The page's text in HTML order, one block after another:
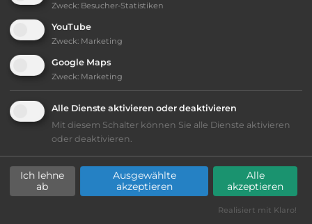
Telefon:
Lage: schön
Geräuschkulisse: überwiegend ruhig
Zweck: Besucher-Statistiken
YouTube
Zweck: Marketing
Google Maps
Zweck: Marketing
Alle Dienste aktivieren oder deaktivieren
Mit diesem Schalter können Sie alle Dienste aktivieren
oder deaktivieren.
Ich lehne
ab
Ausgewählte
akzeptieren
Alle
akzeptieren
Realisiert mit Klaro!